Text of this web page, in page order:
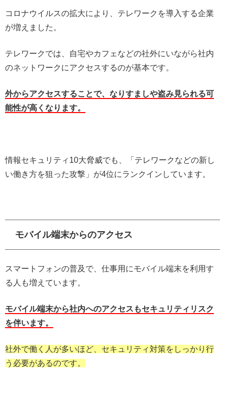
コロナウイルスの拡大により、テレワークを導入する企業
が増えました。
テレワークでは、自宅やカフェなどの社外にいながら社内
のネットワークにアクセスするのが基本です。
外からアクセスすることで、なりすましや盗み見られる可
能性が高くなります。
情報セキュリティ10大脅威でも、「テレワークなどの新し
い働き方を狙った攻撃」が4位にランクインしています。
モバイル端末からのアクセス
スマートフォンの普及で、仕事用にモバイル端末を利用す
る人も増えています。
モバイル端末から社内へのアクセスもセキュリティリスク
を伴います。
社外で働く人が多いほど、セキュリティ対策をしっかり行
う必要があるのです。